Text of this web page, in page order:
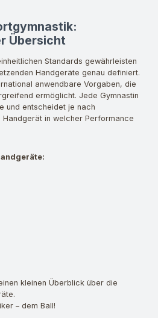
Übersicht
Standards gewährleisten
Handgeräte genau definiert.
anwendbare Vorgaben, die
ermöglicht. Jede Gymnastin
und entscheidet je nach
in welcher Performance
kleinen Überblick über die
– dem Ball!